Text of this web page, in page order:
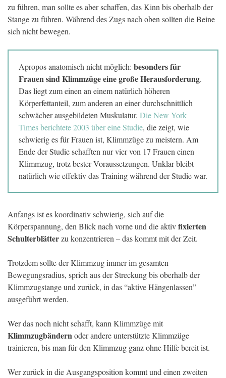
zu führen, man sollte es aber schaffen, das Kinn bis oberhalb der
Stange zu führen. Während des Zugs nach oben sollten die Beine
sich nicht bewegen.
Apropos anatomisch nicht möglich: besonders für
Frauen sind Klimmzüge eine große Herausforderung.
Das liegt zum einen an einem natürlich höheren
Körperfettanteil, zum anderen an einer durchschnittlich
schwächer ausgebildeten Muskulatur. Die New York
Times berichtete 2003 über eine Studie, die zeigt, wie
schwierig es für Frauen ist, Klimmzüge zu meistern. Am
Ende der Studie schafften nur vier von 17 Frauen einen
Klimmzug, trotz bester Voraussetzungen. Unklar bleibt
natürlich wie effektiv das Training während der Studie war.
Anfangs ist es koordinativ schwierig, sich auf die
Körperspannung, den Blick nach vorne und die aktivfixierten
Schulterblätterzu konzentrieren – das kommt mit der Zeit.
Trotzdem sollte der Klimmzug immer im gesamten
Bewegungsradius, sprich aus der Streckung bis oberhalb der
Klimmzugstange und zurück, in das “aktive Hängenlassen”
ausgeführt werden.
Wer das noch nicht schafft, kann Klimmzüge mit
Klimmzugbändernoder andere unterstützte Klimmzüge
trainieren, bis man für den Klimmzug ganz ohne Hilfe bereit ist.
Wer zurück in die Ausgangsposition kommt und einen zweiten